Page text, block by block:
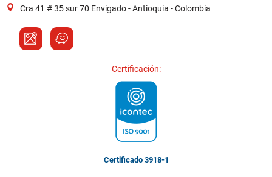
Cra 41 # 35 sur 70 Envigado - Antioquia - Colombia
Certificación:
Certificado 3918-1